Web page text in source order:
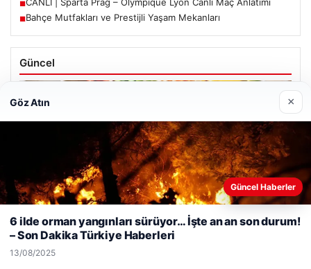
■
■Bahçe Mutfakları ve Prestijli Yaşam Mekanları
Güncel
Spor sonrası hedefleri tutturan makro dostu: Renkli kinoa ve
tavuk kasesi tarifi…
Web sitemizi nasıl kullandığınızı daha iyi anlayabilmek,
kullanıyoruz.Çerez Politikamız
Kabul Et
Göz Atın ×
Güncel Haberler
6 ilde orman yangınları sürüyor… İşte an an son durum!
– Son Dakika Türkiye Haberleri
13/08/2025